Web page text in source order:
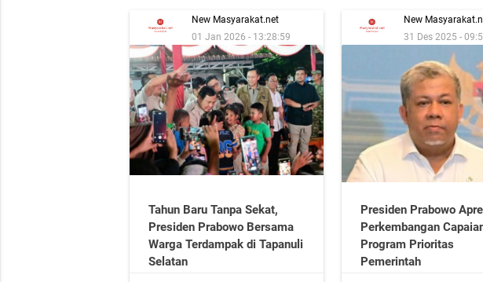
New Masyarakat.net
01 Jan 2026 - 13:28:59
Tahun Baru Tanpa Sekat,
Presiden Prabowo Bersama
Warga Terdampak di Tapanuli
Selatan
New
31 Des 2025 -
Presiden Prabowo
Perkembangan
Program Prioritas
Pemerintah